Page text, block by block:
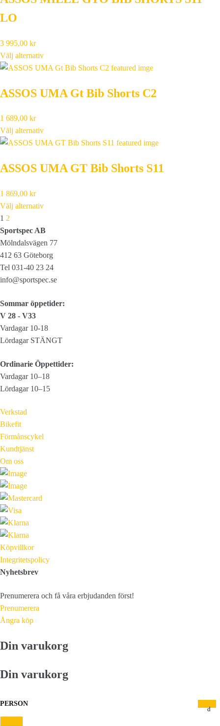
LO
3 995,00 kr
Välj alternativ
ASSOS UMA Gt Bib Shorts C2
1 689,00 kr
Välj alternativ
ASSOS UMA GT Bib Shorts S11
1 869,00 kr
Välj alternativ
1 2
Sportspec AB
Mölndalsvägen 77
412 63 Göteborg
Tel 031-40 23 24
info@sportspec.se
Sommar öppetider:
V 28 - V33
Vardagar 10-18
Lördagar STÄNGT
Ordinarie Öppettider:
Vardagar 10–18
Lördagar 10–15
Verkstad
Bikefit
Förmånscykel
Kundtjänst
Om oss
Köpvillkor
Integritetspolicy
Nyhetsbrev
Prenumerera och få våra erbjudanden först!
Prenumerera
Ångra köp
Din varukorg
Din varukorg
PERSON